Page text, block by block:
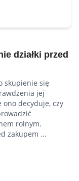
działki przed
skupienie się
jej
ono decyduje, czy
rolnym.
zakupem ...